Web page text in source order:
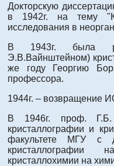
Докторскую
в 1942г. на тему
исследования в
В 1943г. была
Э.В.Вайнштейном)
же году Георгию
профессора.
1944г. – возвращение
В 1946г. проф. Г.Б.
кристаллографии и
факультете МГУ с
кристаллохимии на